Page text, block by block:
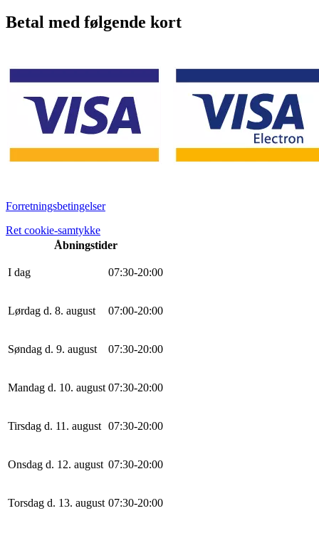
Betal med følgende kort
Forretningsbetingelser
Ret cookie-samtykke
Åbningstider
I dag 07:30-20:00
Lørdag d. 8. august 07:00-20:00
Søndag d. 9. august 07:30-20:00
Mandag d. 10. august 07:30-20:00
Tirsdag d. 11. august 07:30-20:00
Onsdag d. 12. august 07:30-20:00
Torsdag d. 13. august 07:30-20:00